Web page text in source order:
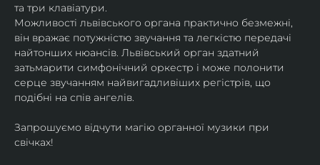
та три клавіатури.
Можливості львівського органа практично безмежні,
він вражає потужністю звучання та легкістю передачі
найтонших нюансів. Львівський орган здатний
затьмарити симфонічний оркестр і може полонити
серце звучанням найвигадливіших регістрів, що
подібні на спів ангелів.
Запрошуємо відчути магію органної музики при
свічках!